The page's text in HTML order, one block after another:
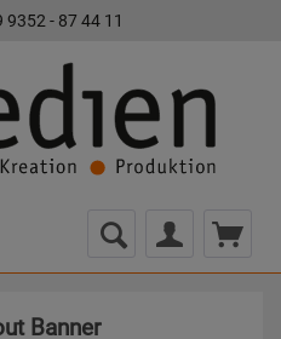
9352 - 87 44 11
Banner